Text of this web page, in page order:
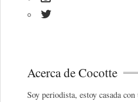
Acerca de Cocotte
Soy periodista, estoy casada